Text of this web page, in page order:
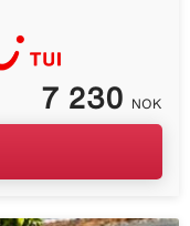
7 230 NOK